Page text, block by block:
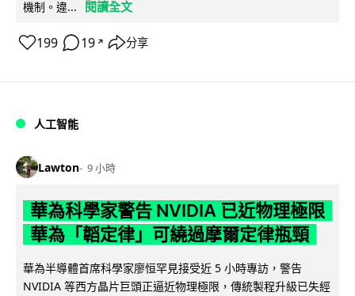
機制。違...
閱讀全文
199 19 ↗ 分享
人工智能
Lawton 9 小時
華為科學家警告 NVIDIA 已近物理極限
華為「韜定律」可繞過摩爾定律瓶頸
華為半導體首席科學家廖恒罕見接受近 5 小時專訪，警告
NVIDIA 等西方晶片巨頭正逼近物理極限，傳統製程升級已失經